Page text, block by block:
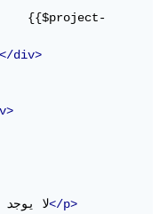
</div>
لا يوجد</p>